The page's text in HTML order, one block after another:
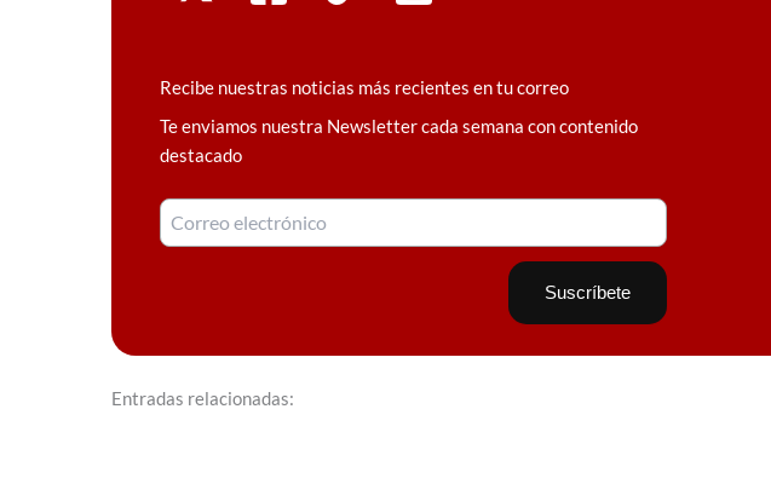
Recibe nuestras noticias más recientes en tu correo
Te enviamos nuestra Newsletter cada semana con contenido
destacado
Entradas relacionadas: